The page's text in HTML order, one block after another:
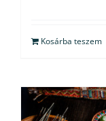
Kosárba teszem